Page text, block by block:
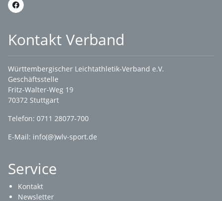
Kontakt Verband
Württembergischer Leichtathletik-Verband e.V.
Geschäftsstelle
Fritz-Walter-Weg 19
70372 Stuttgart
Telefon: 0711 28077-700
E-Mail: info(@)wlv-sport.de
Service
Kontakt
Newsletter